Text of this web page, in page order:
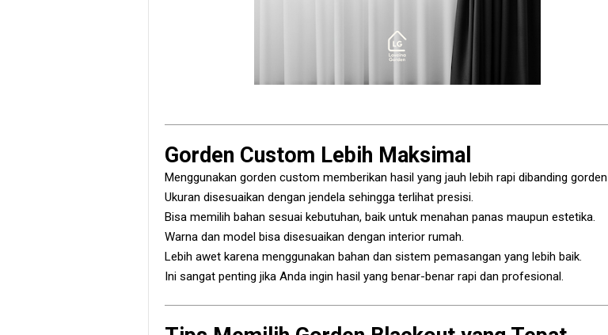
Gorden Custom Lebih Maksimal
Menggunakan gorden custom memberikan hasil yang jauh lebih rapi dibanding gorden
Ukuran disesuaikan dengan jendela sehingga terlihat presisi.
Bisa memilih bahan sesuai kebutuhan, baik untuk menahan panas maupun estetika.
Warna dan model bisa disesuaikan dengan interior rumah.
Lebih awet karena menggunakan bahan dan sistem pemasangan yang lebih baik.
Ini sangat penting jika Anda ingin hasil yang benar-benar rapi dan profesional.